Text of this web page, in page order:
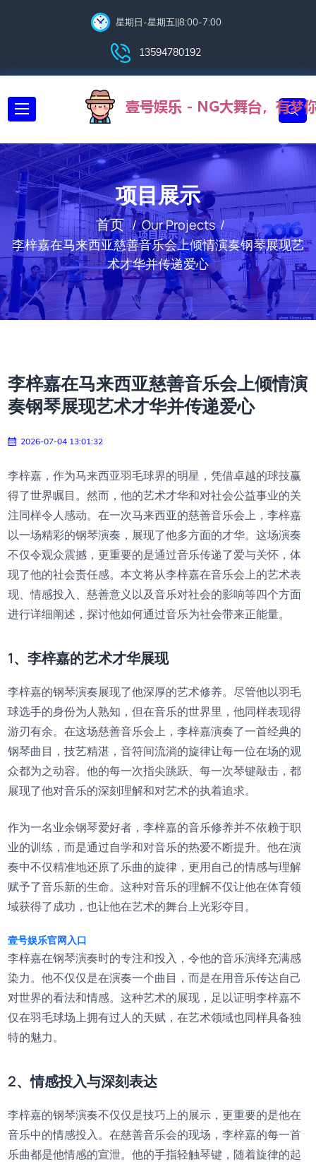
星期日-星期五||8:00-7:00
13594780192
项目展示
首页
Our Projects
李梓嘉在马来西亚慈善音乐会上倾情演奏钢琴展现艺
术才华并传递爱心
李梓嘉在马来西亚慈善音乐会上倾情演
奏钢琴展现艺术才华并传递爱心
2026-07-04 13:01:32
李梓嘉，作为马来西亚羽毛球界的明星，凭借卓越的球技赢
得了世界瞩目。然而，他的艺术才华和对社会公益事业的关
注同样令人感动。在一次马来西亚的慈善音乐会上，李梓嘉
以一场精彩的钢琴演奏，展现了他多方面的才华。这场演奏
不仅令观众震撼，更重要的是通过音乐传递了爱与关怀，体
现了他的社会责任感。本文将从李梓嘉在音乐会上的艺术表
现、情感投入、慈善意义以及音乐对社会的影响等四个方面
进行详细阐述，探讨他如何通过音乐为社会带来正能量。
1、李梓嘉的艺术才华展现
李梓嘉的钢琴演奏展现了他深厚的艺术修养。尽管他以羽毛
球选手的身份为人熟知，但在音乐的世界里，他同样表现得
游刃有余。在这场慈善音乐会上，李梓嘉演奏了一首经典的
钢琴曲目，技艺精湛，音符间流淌的旋律让每一位在场的观
众都为之动容。他的每一次指尖跳跃、每一次琴键敲击，都
展现了他对音乐的深刻理解和对艺术的执着追求。
作为一名业余钢琴爱好者，李梓嘉的音乐修养并不依赖于职
业的训练，而是通过自学和对音乐的热爱不断提升。他在演
奏中不仅精准地还原了乐曲的旋律，更用自己的情感与理解
赋予了音乐新的生命。这种对音乐的理解不仅让他在体育领
域获得了成功，也让他在艺术的舞台上光彩夺目。
壹号娱乐官网入口
李梓嘉在钢琴演奏时的专注和投入，令他的音乐演绎充满感
染力。他不仅仅是在演奏一个曲目，而是在用音乐传达自己
对世界的看法和情感。这种艺术的展现，足以证明李梓嘉不
仅在羽毛球场上拥有过人的天赋，在艺术领域也同样具备独
特的魅力。
2、情感投入与深刻表达
李梓嘉的钢琴演奏不仅仅是技巧上的展示，更重要的是他在
音乐中的情感投入。在慈善音乐会的现场，李梓嘉的每一首
乐曲都是他情感的宣泄。他的手指轻触琴键，随着旋律的起